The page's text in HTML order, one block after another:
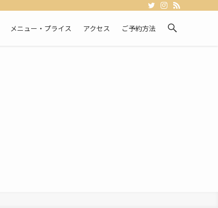
メニュー・プライス アクセス ご予約方法